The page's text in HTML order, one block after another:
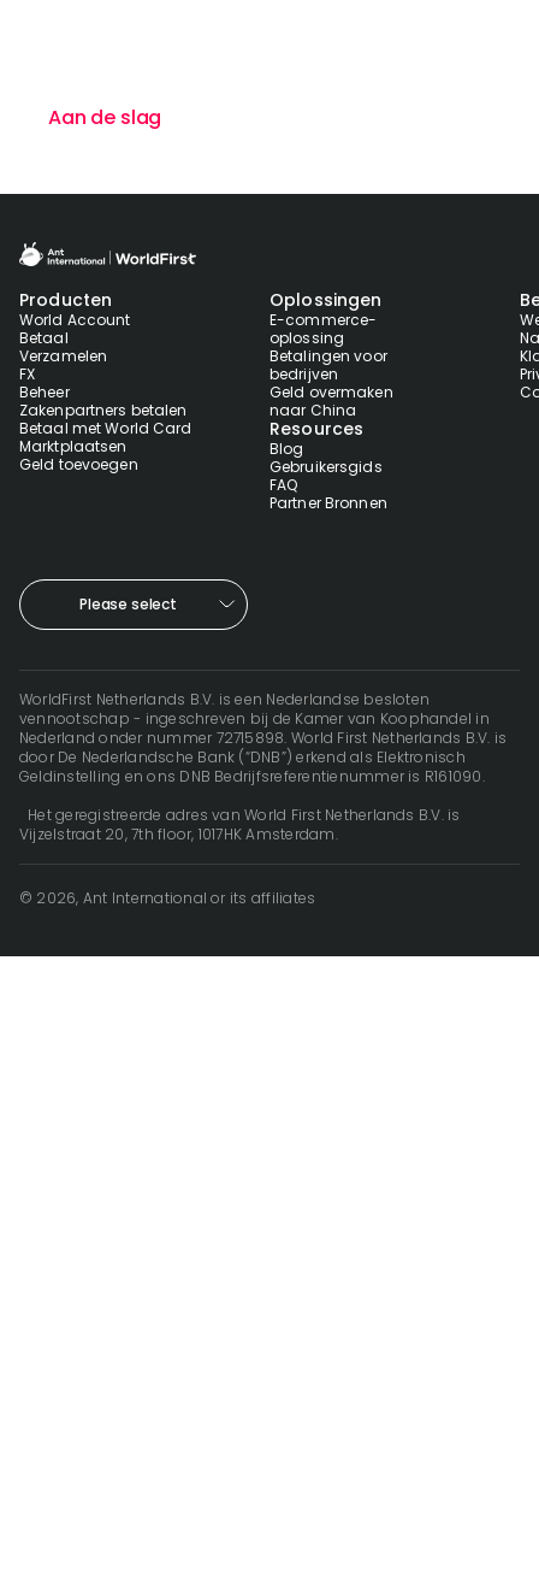
Aan de slag
Producten
World Account
Betaal
Verzamelen
FX
Beheer
Zakenpartners betalen
Betaal met World Card
Marktplaatsen
Geld toevoegen
Oplossingen
E-commerce-
oplossing
Betalingen voor
bedrijven
Geld overmaken
naar China
Resources
Blog
Gebruikersgids
FAQ
Partner Bronnen
Please select
WorldFirst Netherlands B.V. is een Nederlandse besloten
vennootschap - ingeschreven bij de Kamer van Koophandel in
Nederland onder nummer 72715898. World First Netherlands B.V. is
door De Nederlandsche Bank (“DNB”) erkend als Elektronisch
Geldinstelling en ons DNB Bedrijfsreferentienummer is R161090.
Het geregistreerde adres van World First Netherlands B.V. is
Vijzelstraat 20, 7th floor, 1017HK Amsterdam.
© 2026, Ant International or its affiliates